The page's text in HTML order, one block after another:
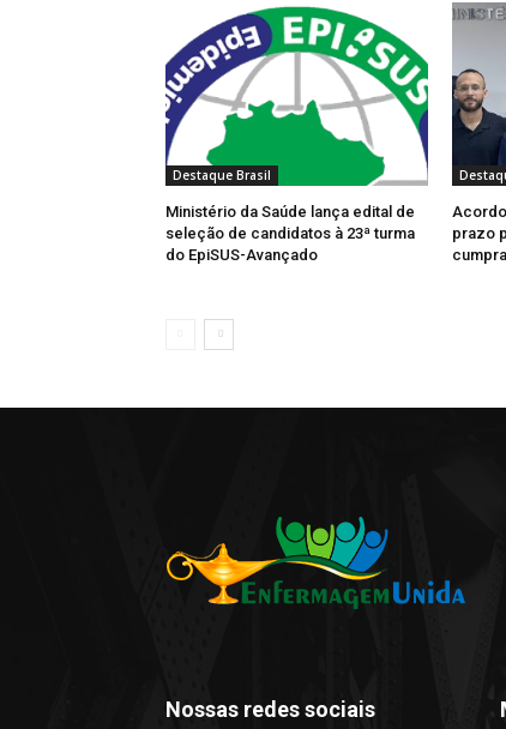
Destaque Brasil
Ministério da Saúde lança edital de
seleção de candidatos à 23ª turma
do EpiSUS-Avançado
Acordo
prazo
Nossas redes sociais